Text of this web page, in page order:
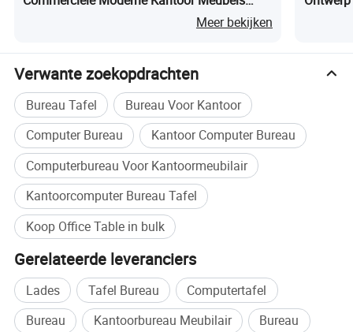
Modulaire Werkplek Thuis Kantoor Studie
Meer bekijken
Verwante zoekopdrachten
Bureau Tafel
Bureau Voor Kantoor
Computer Bureau
Kantoor Computer Bureau
Computerbureau Voor Kantoormeubilair
Kantoorcomputer Bureau Tafel
Koop Office Table in bulk
Gerelateerde leveranciers
Lades Tafel Bureau
Computertafel
Bureau
Kantoorbureau Meubilair Bureau